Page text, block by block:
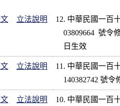
立法說明
12. 中華民國一百
    日生效
立法說明 11. 中華民國一百
立法說明
10. 中華民國一百